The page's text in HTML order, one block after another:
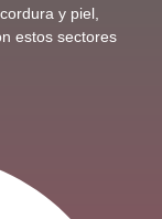
y piel,
estos sectores